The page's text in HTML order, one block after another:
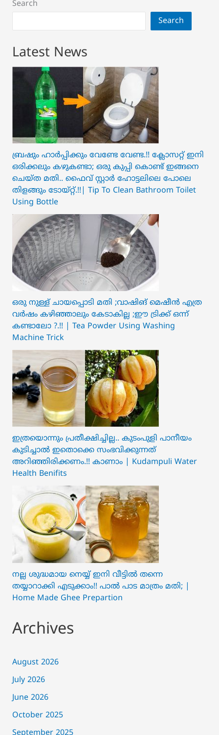
Search
Search
Latest News
ബ്രഷും ഹാർപ്പിക്കും വേണ്ടേ വേണ്ട.!! ക്ലോസറ്റ് ഇനി
ഒരിക്കലും കഴുകണ്ടാ; ഒരു കുപ്പി കൊണ്ട് ഇങ്ങനെ
ചെയ്ത മതി.. ഫൈവ് സ്റ്റാർ ഹോട്ടലിലെ പോലെ
തിളങ്ങും ടോയ്റ്റ്.!!| Tip To Clean Bathroom Toilet
Using Bottle
ഒരു നുള്ള് ചായപ്പൊടി മതി ;വാഷിങ് മെഷീൻ എത്ര
വർഷം കഴിഞ്ഞാലും കേടാകില്ല ;ഈ ട്രിക്ക് ഒന്ന്
കണ്ടാലോ ?.!! | Tea Powder Using Washing
Machine Trick
ഇത്രയൊന്നും പ്രതീക്ഷിച്ചില്ല.. ക‍ു‌ടംപുളി പാനീയം
കുടിച്ചാൽ ഇതൊക്കെ സംഭവിക്കുന്നത്
അറിഞ്ഞിരിക്കണം.!! കാണാം | Kudampuli Water
Health Benifits
നല്ല ശുദ്ധമായ നെയ്യ് ഇനി വീട്ടിൽ തന്നെ
തയ്യാറാക്കി എടുക്കാം!! പാൽ പാട മാത്രം മതി; |
Home Made Ghee Prepartion
Archives
August 2026
July 2026
June 2026
October 2025
September 2025